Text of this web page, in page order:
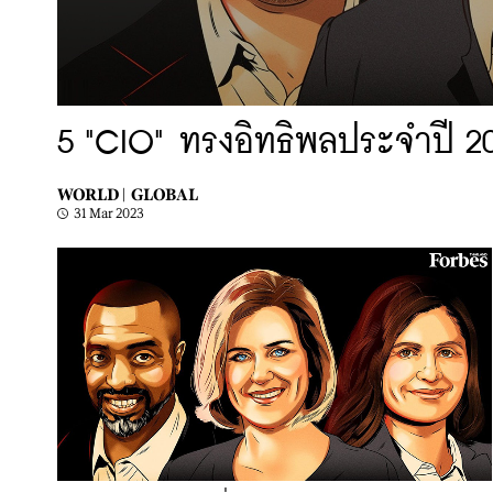
5 "CIO" ทรงอิทธิพลประจำปี
WORLD | GLOBAL
31 Mar 2023